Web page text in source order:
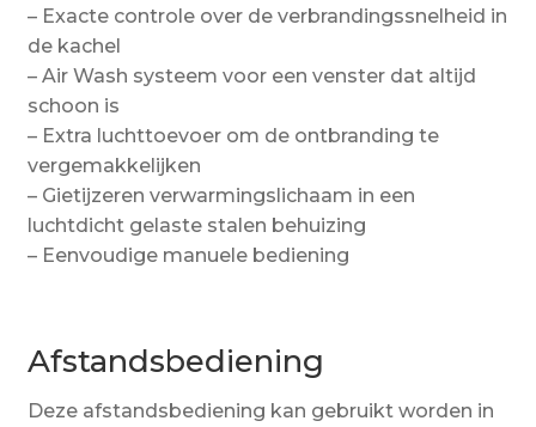
– Exacte controle over de verbrandingssnelheid in
de kachel
– Air Wash systeem voor een venster dat altijd
schoon is
– Extra luchttoevoer om de ontbranding te
vergemakkelijken
– Gietijzeren verwarmingslichaam in een
luchtdicht gelaste stalen behuizing
– Eenvoudige manuele bediening
Afstandsbediening
Deze afstandsbediening kan gebruikt worden in